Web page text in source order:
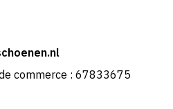
commerce : 67833675